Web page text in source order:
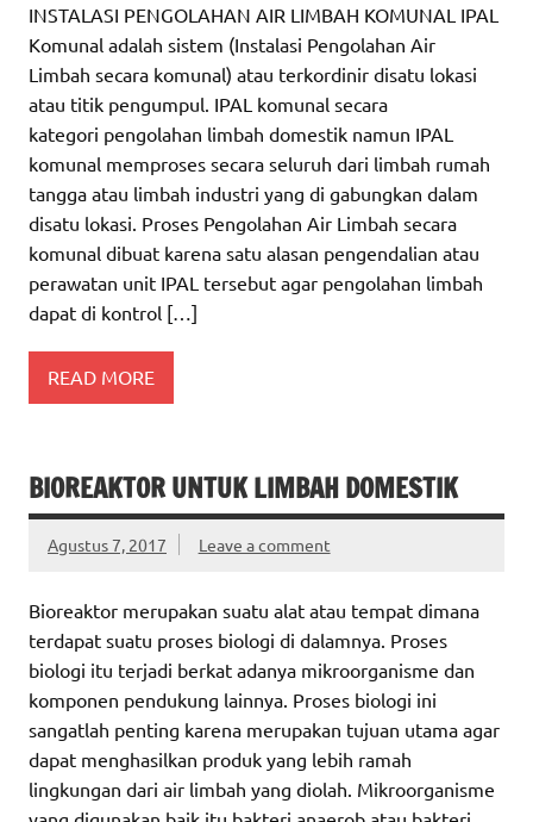
INSTALASI PENGOLAHAN AIR LIMBAH KOMUNAL IPAL
Komunal adalah sistem (Instalasi Pengolahan Air
Limbah secara komunal) atau terkordinir disatu lokasi
atau titik pengumpul. IPAL komunal secara
kategori pengolahan limbah domestik namun IPAL
komunal memproses secara seluruh dari limbah rumah
tangga atau limbah industri yang di gabungkan dalam
disatu lokasi. Proses Pengolahan Air Limbah secara
komunal dibuat karena satu alasan pengendalian atau
perawatan unit IPAL tersebut agar pengolahan limbah
dapat di kontrol […]
READ MORE
BIOREAKTOR UNTUK LIMBAH DOMESTIK
Agustus 7, 2017 Leave a comment
Bioreaktor merupakan suatu alat atau tempat dimana
terdapat suatu proses biologi di dalamnya. Proses
biologi itu terjadi berkat adanya mikroorganisme dan
komponen pendukung lainnya. Proses biologi ini
sangatlah penting karena merupakan tujuan utama agar
dapat menghasilkan produk yang lebih ramah
lingkungan dari air limbah yang diolah. Mikroorganisme